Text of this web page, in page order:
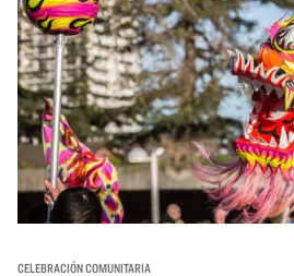
CELEBRACIÓN COMUNITARIA